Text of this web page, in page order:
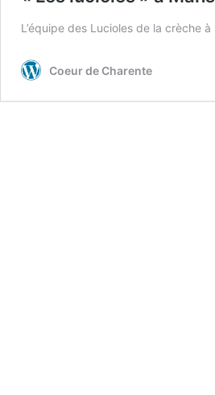
L’équipe des Lucioles de la crèche
Coeur de Charente